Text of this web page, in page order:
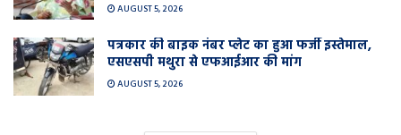
AUGUST 5, 2026
पत्रकार की बाइक नंबर प्लेट का हुआ फर्जी इस्तेमाल,
एसएसपी मथुरा से एफआईआर की मांग
AUGUST 5, 2026